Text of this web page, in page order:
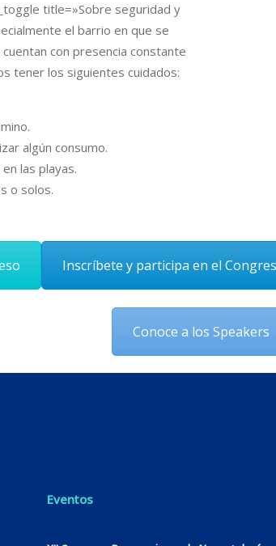
title=»Sobre seguridad y
el barrio en que se
con presencia constante
tener los siguientes cuidados:
algún consumo.
las playas.
o solos.
Inscríbete y participa en el
Conoce a los Speakers
Eventos